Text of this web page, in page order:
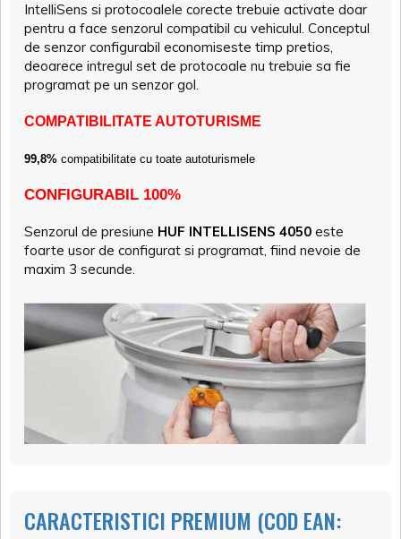
IntelliSens si protocoalele corecte trebuie activate doar
pentru a face senzorul compatibil cu vehiculul. Conceptul
de senzor configurabil economiseste timp pretios,
deoarece intregul set de protocoale nu trebuie sa fie
programat pe un senzor gol.
COMPATIBILITATE AUTOTURISME
99,8% compatibilitate cu toate autoturismele
CONFIGURABIL 100%
Senzorul de presiune HUF INTELLISENS 4050 este
foarte usor de configurat si programat, fiind nevoie de
maxim 3 secunde.
CARACTERISTICI PREMIUM (COD EAN: